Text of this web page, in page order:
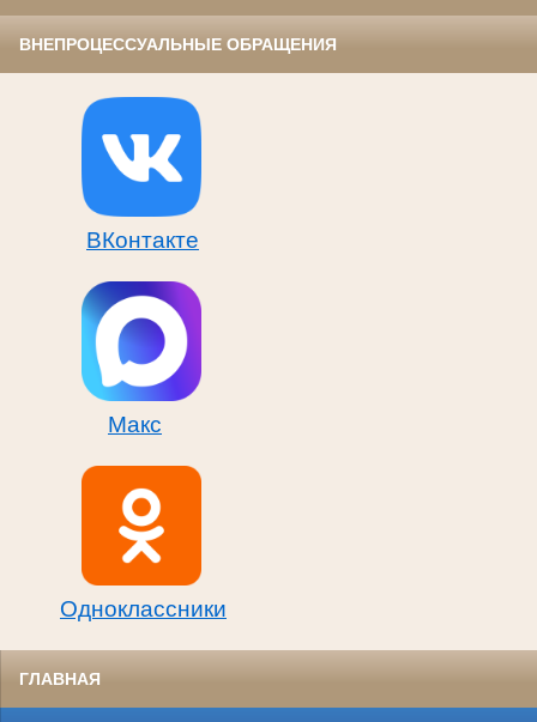
ВНЕПРОЦЕССУАЛЬНЫЕ ОБРАЩЕНИЯ
ВКонтакте
Макс
Одноклассники
ГЛАВНАЯ